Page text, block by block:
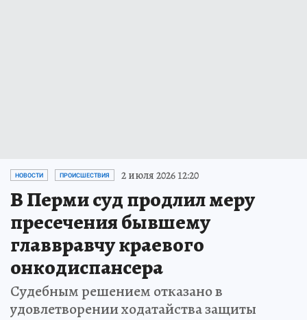
НОВОСТИ ПРОИСШЕСТВИЯ 2 июля 2026 12:20
В Перми суд продлил меру
пресечения бывшему
главвравчу краевого
онкодиспансера
Судебным решением отказано в
удовлетворении ходатайства защиты